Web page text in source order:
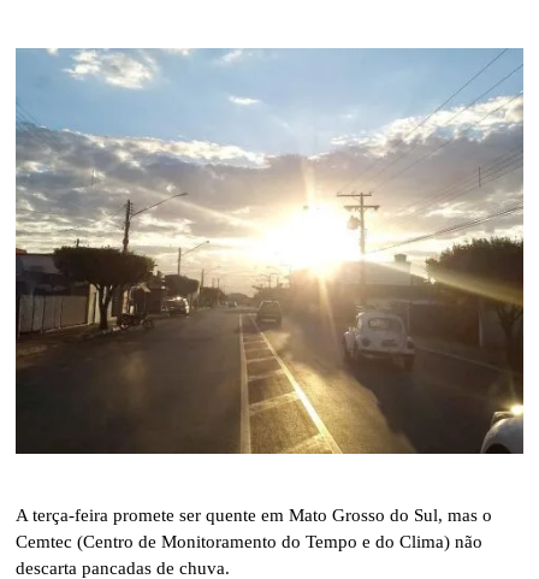
A terça-feira promete ser quente em Mato Grosso do Sul, mas o
Cemtec (Centro de Monitoramento do Tempo e do Clima) não
descarta pancadas de chuva.